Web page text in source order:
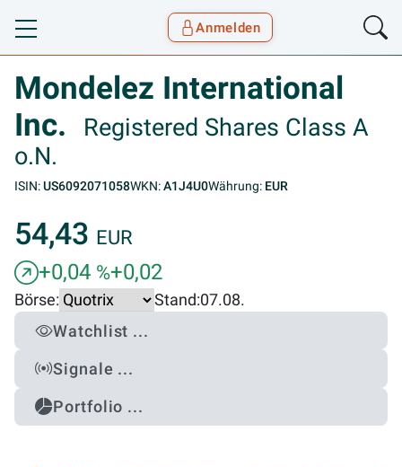
Toggle navigation
Anmelden
Mondelez International
Inc.
Registered Shares Class A
o.N.
ISIN:US6092071058WKN:A1J4U0Währung: EUR
54,43 EUR
+0,04 %+0,02
Börse: Stand:07.08.
Watchlist ...
Signale ...
Portfolio ...